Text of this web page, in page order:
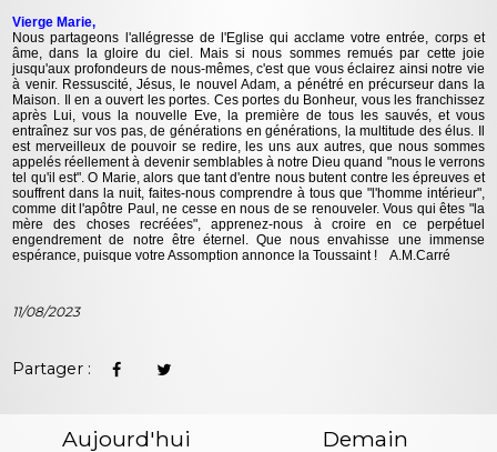
Vierge Marie,
Nous partageons l'allégresse de l'Eglise qui acclame votre entrée, corps et
âme, dans la gloire du ciel. Mais si nous sommes remués par cette joie
jusqu'aux profondeurs de nous-mêmes, c'est que vous éclairez ainsi notre vie
à venir. Ressuscité, Jésus, le nouvel Adam, a pénétré en précurseur dans la
Maison. Il en a ouvert les portes. Ces portes du Bonheur, vous les franchissez
après Lui, vous la nouvelle Eve, la première de tous les sauvés, et vous
entraînez sur vos pas, de générations en générations, la multitude des élus. Il
est merveilleux de pouvoir se redire, les uns aux autres, que nous sommes
appelés réellement à devenir semblables à notre Dieu quand "nous le verrons
tel qu'il est". O Marie, alors que tant d'entre nous butent contre les épreuves et
souffrent dans la nuit, faites-nous comprendre à tous que "l'homme intérieur",
comme dit l'apôtre Paul, ne cesse en nous de se renouveler. Vous qui êtes "la
mère des choses recréées", apprenez-nous à croire en ce perpétuel
engendrement de notre être éternel. Que nous envahisse une immense
espérance, puisque votre Assomption annonce la Toussaint ! A.M.Carré
11/08/2023
Partager :
Aujourd'hui Demain